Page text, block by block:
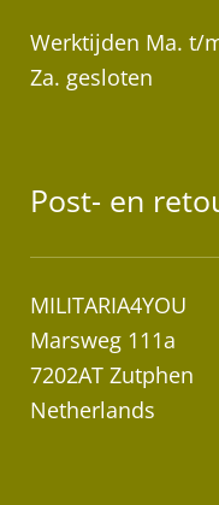
Werktijden Ma. t/
Za. gesloten
Post- en
MILITARIA4YOU
Marsweg 111a
7202AT Zutphen
Netherlands